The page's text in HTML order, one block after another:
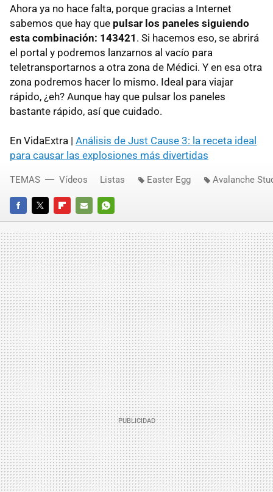
Ahora ya no hace falta, porque gracias a Internet
sabemos que hay que pulsar los paneles siguiendo
esta combinación: 143421 . Si hacemos eso, se abrirá
el portal y podremos lanzarnos al vacío para
teletransportarnos a otra zona de Médici. Y en esa otra
zona podremos hacer lo mismo. Ideal para viajar
rápido, ¿eh? Aunque hay que pulsar los paneles
bastante rápido, así que cuidado.
En VidaExtra | Análisis de Just Cause 3: la receta ideal
para causar las explosiones más divertidas
FACEBOOKTWITTERFLIPBOARD
E-
MAIL
WHATSAPP
TEMAS Vídeos Listas Easter Egg Avalanche